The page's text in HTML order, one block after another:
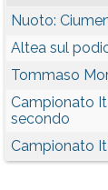
Nuoto:
Altea sul
Tommaso
Campionato
secondo
Campionato